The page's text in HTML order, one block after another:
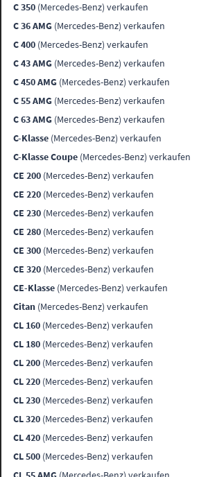
C 350 (Mercedes-Benz) verkaufen
C 36 AMG (Mercedes-Benz) verkaufen
C 400 (Mercedes-Benz) verkaufen
C 43 AMG (Mercedes-Benz) verkaufen
C 450 AMG (Mercedes-Benz) verkaufen
C 55 AMG (Mercedes-Benz) verkaufen
C 63 AMG (Mercedes-Benz) verkaufen
C-Klasse (Mercedes-Benz) verkaufen
C-Klasse Coupe (Mercedes-Benz) verkaufen
CE 200 (Mercedes-Benz) verkaufen
CE 220 (Mercedes-Benz) verkaufen
CE 230 (Mercedes-Benz) verkaufen
CE 280 (Mercedes-Benz) verkaufen
CE 300 (Mercedes-Benz) verkaufen
CE 320 (Mercedes-Benz) verkaufen
CE-Klasse (Mercedes-Benz) verkaufen
Citan (Mercedes-Benz) verkaufen
CL 160 (Mercedes-Benz) verkaufen
CL 180 (Mercedes-Benz) verkaufen
CL 200 (Mercedes-Benz) verkaufen
CL 220 (Mercedes-Benz) verkaufen
CL 230 (Mercedes-Benz) verkaufen
CL 320 (Mercedes-Benz) verkaufen
CL 420 (Mercedes-Benz) verkaufen
CL 500 (Mercedes-Benz) verkaufen